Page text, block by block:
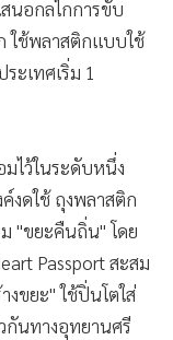
นอกลไกการขับ
ใช้พลาสติกแบบใช้
ะเทศเริ่ม 1
ไว้ในระดับหนึ่ง
งดใช้ ถุงพลาสติก
"ขยะคืนถิ่น" โดย
Passport สะสม
งขยะ" ใช้ปิ่นโตใส่
กันทางอุทยานศรี